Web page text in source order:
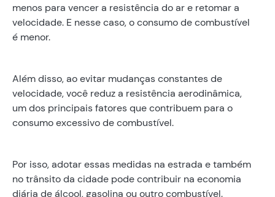
menos para vencer a resistência do ar e retomar a
velocidade. E nesse caso, o consumo de combustível
é menor.
Além disso, ao evitar mudanças constantes de
velocidade, você reduz a resistência aerodinâmica,
um dos principais fatores que contribuem para o
consumo excessivo de combustível.
Por isso, adotar essas medidas na estrada e também
no trânsito da cidade pode contribuir na economia
diária de álcool, gasolina ou outro combustível.